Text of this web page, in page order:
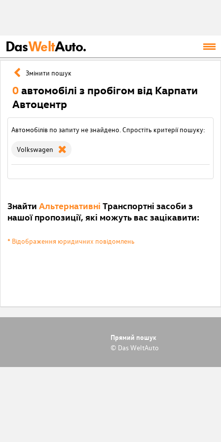
DasWeltAuto.
Змінити пошук
0автомобілі з пробігом від Карпати
Автоцентр
Автомобілів по запиту не знайдено. Спростіть критерії пошуку:
Volkswagen
Знайти Альтернативні Транспортні засоби з
нашої пропозиції, які можуть вас зацікавити:
* Відображення юридичних повідомлень
Прямий пошук
© Das WeltAuto